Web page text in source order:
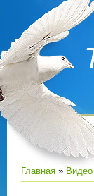
Главная » Видео